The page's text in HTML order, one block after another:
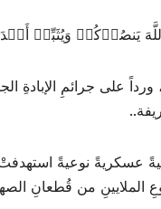
یَنصُرۡكُمۡ وَیُثَبِّتۡ
على جرائمِ الإبادةِ
من قُطعانِ